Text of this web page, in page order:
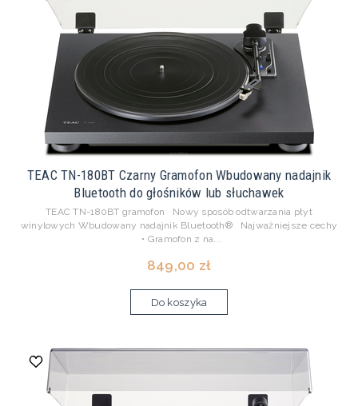
TEAC TN-180BT Czarny Gramofon Wbudowany nadajnik
Bluetooth do głośników lub słuchawek
TEAC TN-180BT gramofon Nowy sposób odtwarzania płyt
winylowych Wbudowany nadajnik Bluetooth® Najważniejsze cechy
• Gramofon z na...
849,00 zł
Do koszyka